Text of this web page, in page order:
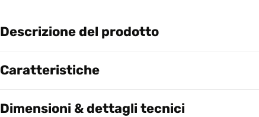
Descrizione del prodotto
Caratteristiche
Dimensioni & dettagli tecnici